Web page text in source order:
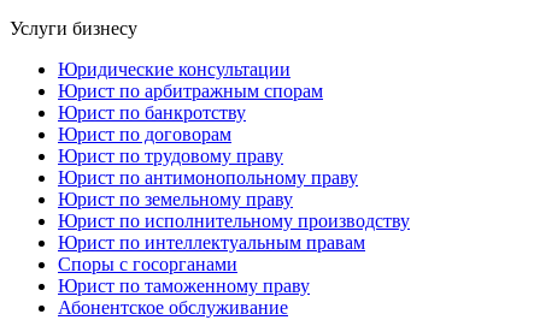
Услуги бизнесу
Юридические консультации
Юрист по арбитражным спорам
Юрист по банкротству
Юрист по договорам
Юрист по трудовому праву
Юрист по антимонопольному праву
Юрист по земельному праву
Юрист по исполнительному производству
Юрист по интеллектуальным правам
Споры с госорганами
Юрист по таможенному праву
Абонентское обслуживание